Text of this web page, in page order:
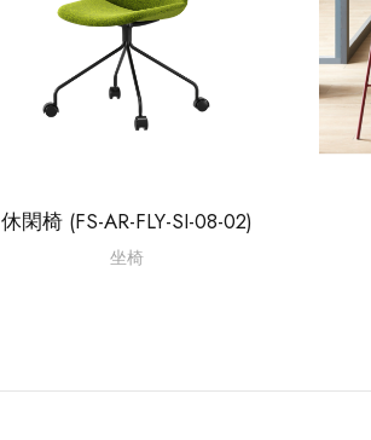
休閑椅 (FS-AR-FLY-SI-08-02)
坐椅